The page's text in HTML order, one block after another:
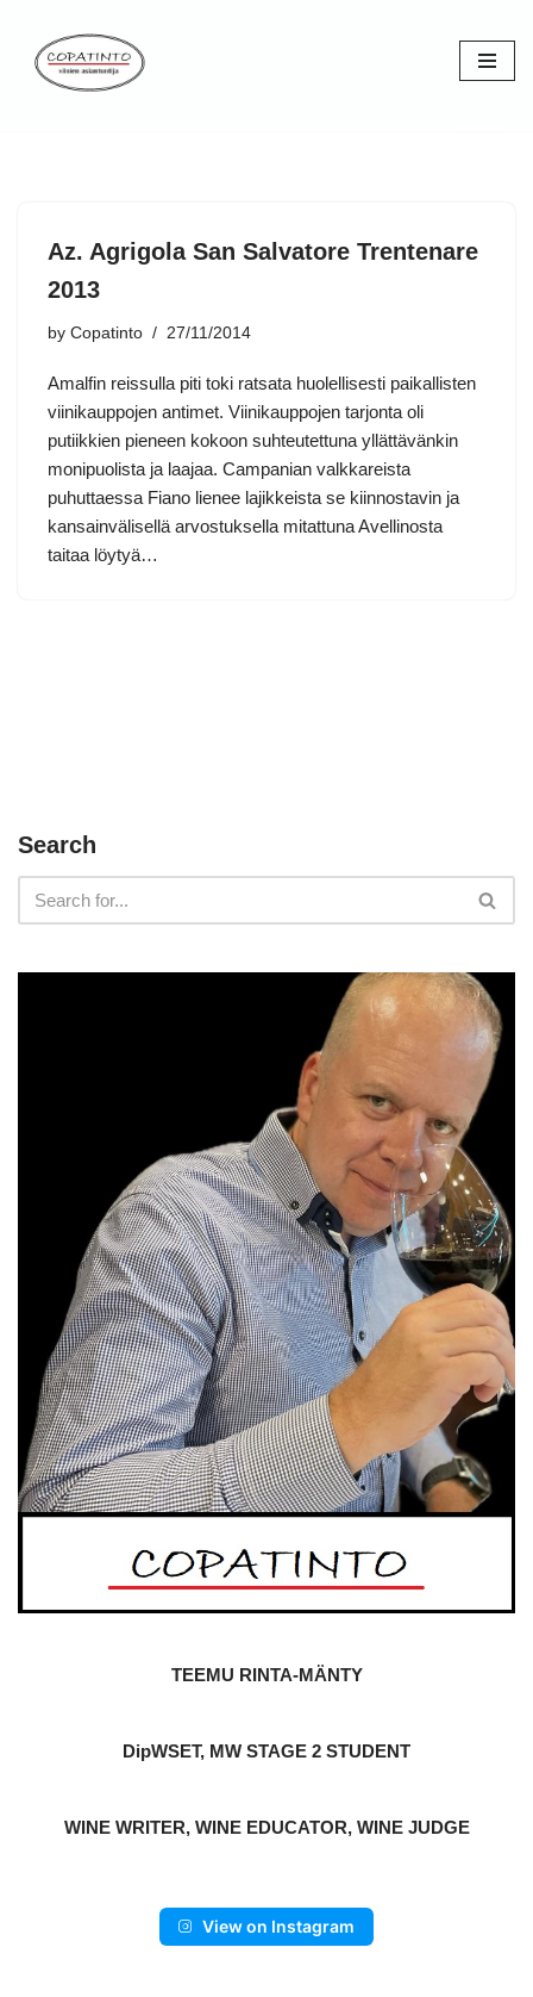
Skip
Az. Agrigola San Salvatore Trentenare
2013
by Copatinto 27/11/2014
Amalfin reissulla piti toki ratsata huolellisesti paikallisten
viinikauppojen antimet. Viinikauppojen tarjonta oli
putiikkien pieneen kokoon suhteutettuna yllättävänkin
monipuolista ja laajaa. Campanian valkkareista
puhuttaessa Fiano lienee lajikkeista se kiinnostavin ja
kansainvälisellä arvostuksella mitattuna Avellinosta
taitaa löytyä…
Search
TEEMU RINTA-MÄNTY
DipWSET, MW STAGE 2 STUDENT
WINE WRITER, WINE EDUCATOR, WINE JUDGE
View on Instagram